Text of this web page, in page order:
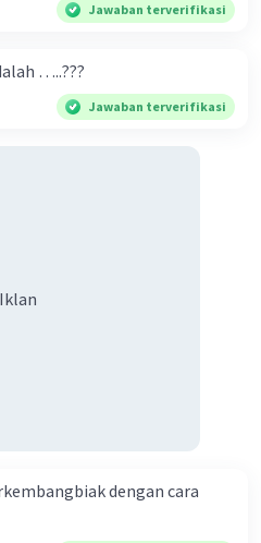
Jawaban terverifikasi
…..???
Jawaban terverifikasi
Iklan
dengan cara